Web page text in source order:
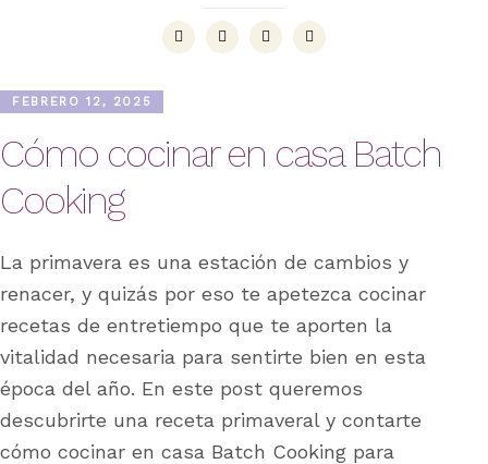
FEBRERO 12, 2025
Cómo cocinar en casa Batch
Cooking
La primavera es una estación de cambios y
renacer, y quizás por eso te apetezca cocinar
recetas de entretiempo que te aporten la
vitalidad necesaria para sentirte bien en esta
época del año. En este post queremos
descubrirte una receta primaveral y contarte
cómo cocinar en casa Batch Cooking para